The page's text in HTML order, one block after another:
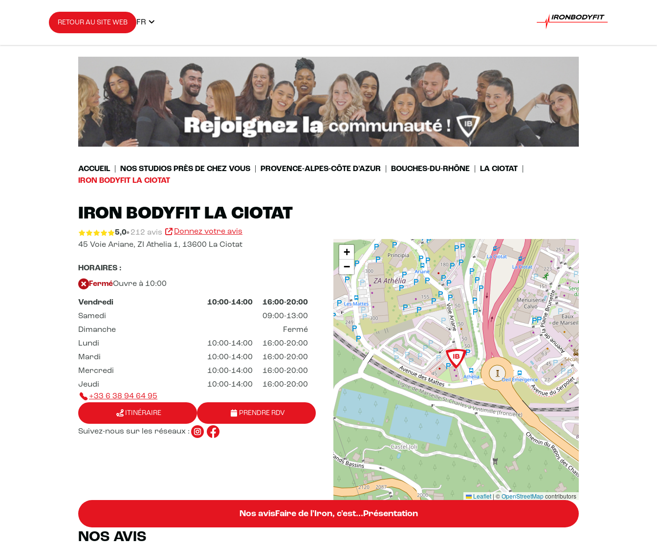
RETOUR AU SITE WEB FR
ACCUEIL NOS STUDIOS PRÈS DE CHEZ VOUS PROVENCE-ALPES-CÔTE D'AZUR BOUCHES-DU-RHÔNE
LA CIOTAT
IRON BODYFIT LA CIOTAT
IRON BODYFIT LA CIOTAT
5,0 212 avis
Donnez votre avis
45 Voie Ariane, ZI Athelia 1, 13600 La Ciotat
HORAIRES :
FerméOuvre à 10:00
Vendredi 10:00-14:00
16:00-20:00
Samedi
09:00-13:00
Dimanche
Fermé
Lundi
10:00-14:00
16:00-20:00
Mardi
10:00-14:00
16:00-20:00
Mercredi
10:00-14:00
16:00-20:00
Jeudi
10:00-14:00
16:00-20:00
+33 6 38 94 64 95
ITINÉRAIRE PRENDRE RDV
Suivez-nous sur les réseaux :
+
−
Leaflet | ©OpenStreetMapcontributors
Nos avisFaire de l'Iron, c'est... Présentation
NOS AVIS